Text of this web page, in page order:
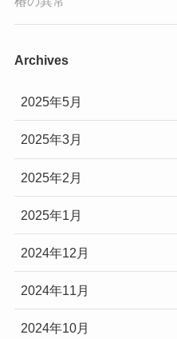
Archives
2025年5月
2025年3月
2025年2月
2025年1月
2024年12月
2024年11月
2024年10月